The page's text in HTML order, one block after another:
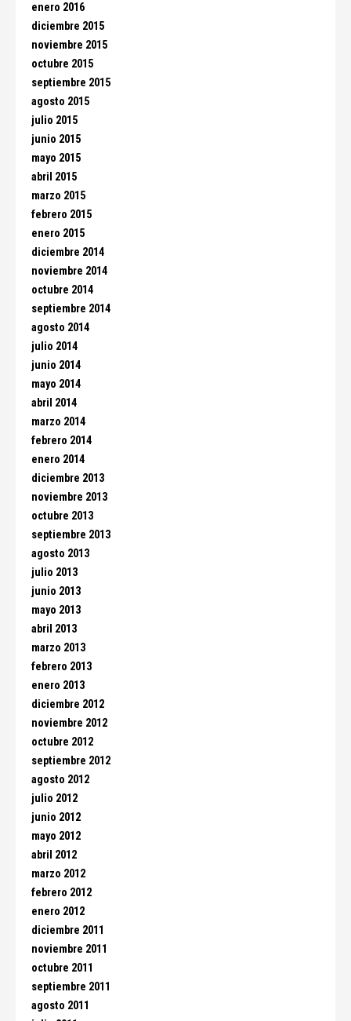
enero 2016
diciembre 2015
noviembre 2015
octubre 2015
septiembre 2015
agosto 2015
julio 2015
junio 2015
mayo 2015
abril 2015
marzo 2015
febrero 2015
enero 2015
diciembre 2014
noviembre 2014
octubre 2014
septiembre 2014
agosto 2014
julio 2014
junio 2014
mayo 2014
abril 2014
marzo 2014
febrero 2014
enero 2014
diciembre 2013
noviembre 2013
octubre 2013
septiembre 2013
agosto 2013
julio 2013
junio 2013
mayo 2013
abril 2013
marzo 2013
febrero 2013
enero 2013
diciembre 2012
noviembre 2012
octubre 2012
septiembre 2012
agosto 2012
julio 2012
junio 2012
mayo 2012
abril 2012
marzo 2012
febrero 2012
enero 2012
diciembre 2011
noviembre 2011
octubre 2011
septiembre 2011
agosto 2011